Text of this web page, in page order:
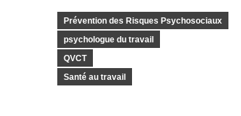
Prévention des Risques Psychosociaux
psychologue du travail
QVCT
Santé au travail